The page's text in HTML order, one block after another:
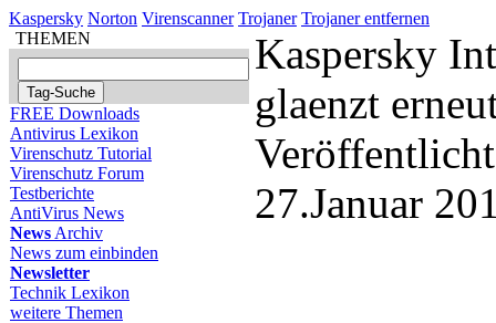
Kaspersky Norton Virenscanner Trojaner Trojaner entfernen
THEMEN
FREE Downloads
Antivirus Lexikon
Virenschutz Tutorial
Virenschutz Forum
Testberichte
AntiVirus News
News Archiv
News zum einbinden
Newsletter
Technik Lexikon
weitere Themen
Kaspersky
glaenzt
27.Januar